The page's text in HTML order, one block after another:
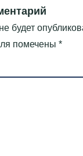
будет
помечены *